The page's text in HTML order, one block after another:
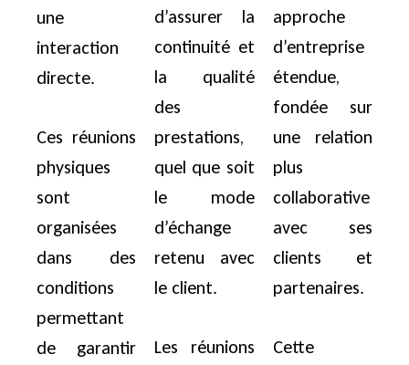
une
interaction
directe.
Ces réunions
physiques
sont
organisées
dans des
conditions
permettant
de garantir
d’assurer la
continuité et
la qualité
des
prestations,
quel que soit
le mode
d’échange
retenu avec
le client.
Les réunions
approche
d’entreprise
étendue,
fondée sur
une relation
plus
collaborative
avec ses
clients et
partenaires.
Cette